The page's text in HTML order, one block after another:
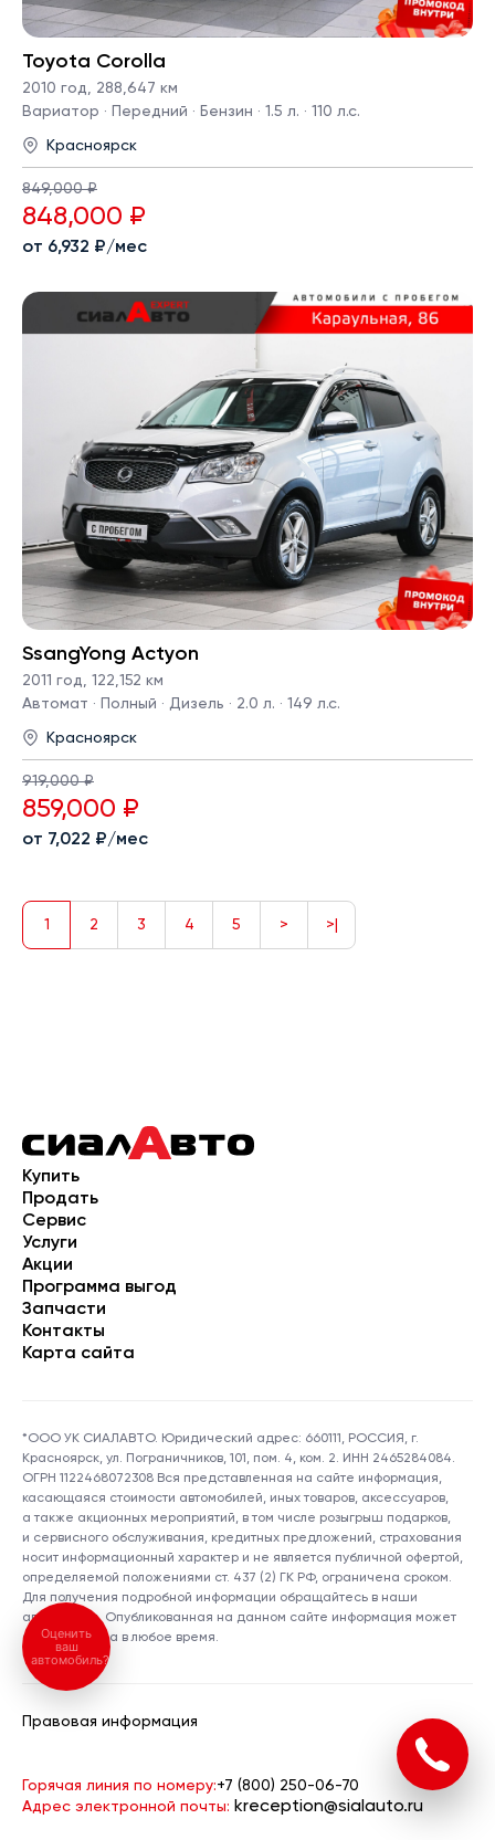
Toyota Corolla
2010 год
288,647 км
Вариатор · Передний · Бензин · 1.5 л. · 110 л.с.
Красноярск
849,000 ₽
848,000 ₽
от 6,932 ₽/мес
SsangYong Actyon
2011 год, 122,152 км
Автомат · Полный · Дизель · 2.0 л. · 149 л.с.
Красноярск
919,000 ₽
859,000 ₽
от 7,022 ₽/мес
1 2 3 4 5 > >|
Купить
Продать
Сервис
Услуги
Акции
Программа выгод
Запчасти
Контакты
Карта сайта
*ООО УК СИАЛАВТО. Юридический адрес: 660111, РОССИЯ, г.
Красноярск, ул. Пограничников, 101, пом. 4, ком. 2. ИНН 2465284084.
ОГРН 1122468072308 Вся представленная на сайте информация,
касающаяся стоимости автомобилей, иных товаров, аксессуаров,
а также акционных мероприятий, в том числе розыгрыш подарков,
и сервисного обслуживания, кредитных предложений, страхования
носит информационный характер и не является публичной офертой,
определяемой положениями ст. 437 (2) ГК РФ, ограничена сроком.
Для получения подробной информации обращайтесь в наши
автосалоны. Опубликованная на данном сайте информация может
быть изменена в любое время.
Правовая информация
Горячая линия по номеру:+7 (800) 250-06-70
Адрес электронной почты: kreception@sialauto.ru
Оценить
ваш
автомобиль?